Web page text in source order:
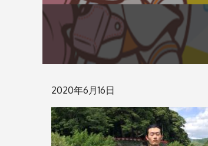
Posted
on
2020年6月16日